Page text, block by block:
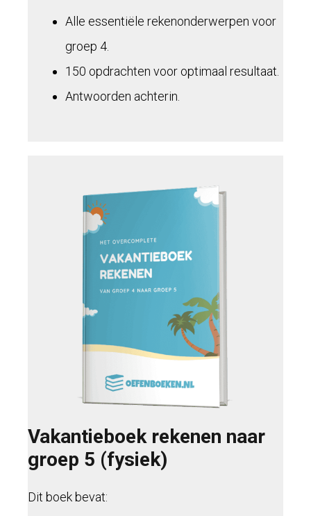
Alle essentiële rekenonderwerpen voor
groep 4.
150 opdrachten voor optimaal resultaat.
Antwoorden achterin.
Vakantieboek rekenen naar
groep 5 (fysiek)
Dit boek bevat: